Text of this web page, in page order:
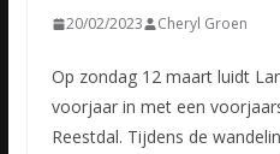
20/02/2023 Cheryl Groen
Op zondag 12 maart luidt
voorjaar in met een
Reestdal. Tijdens de